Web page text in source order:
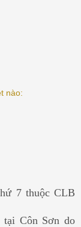
nào:
7 thuộc CLB
tại Côn Sơn do